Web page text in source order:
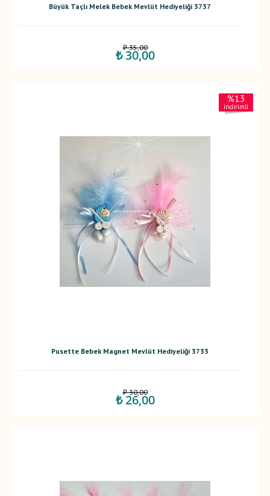
Büyük Taçlı Melek Bebek Mevlüt Hediyeliği 3737
₺ 35,00
₺ 30,00
%13
indirimli
Pusette Bebek Magnet Mevlüt Hediyeliği 3733
₺ 30,00
₺ 26,00